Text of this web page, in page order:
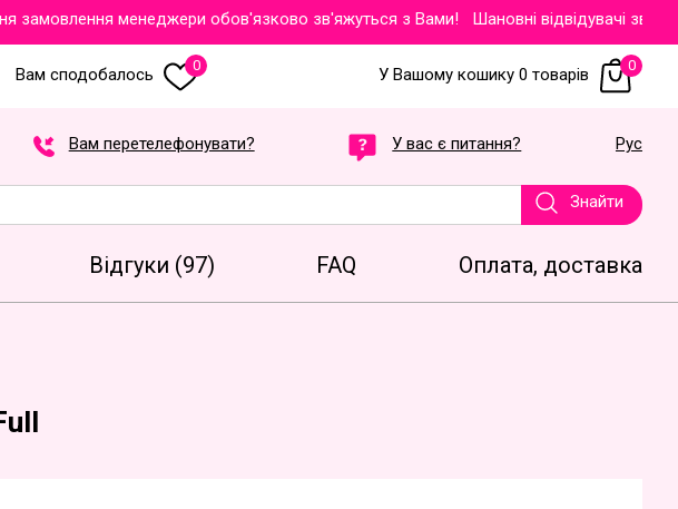
менеджери обов'язково зв'яжуться з Вами!Шановні відвідувачі
Вам сподобалось 0 У Вашому кошику 0 товарів 0
Вам перетелефонувати? У вас є питання? Рус
Знайти
Відгуки (97) FAQ Оплата, доставка